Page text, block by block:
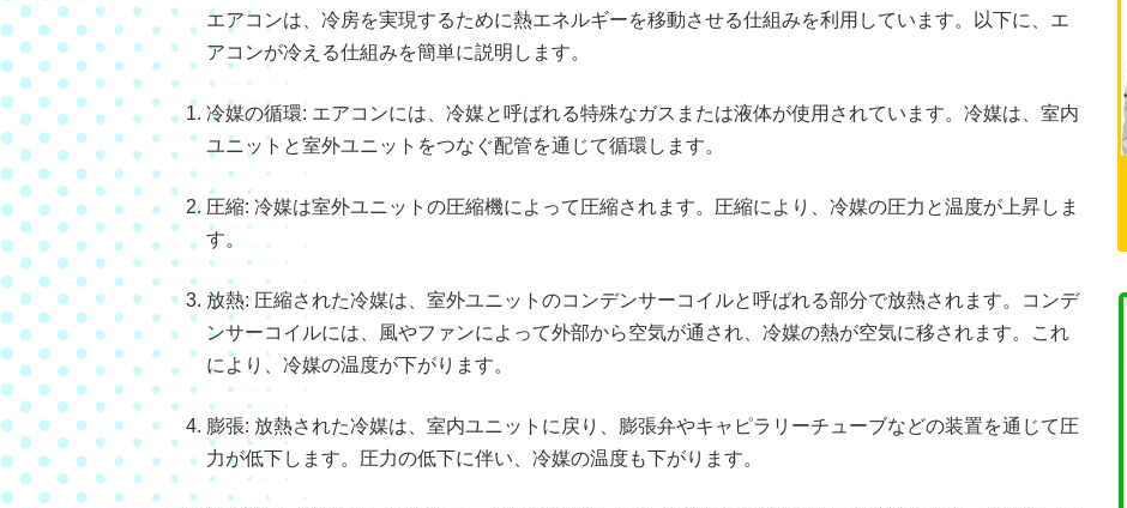
エアコンは、冷房を実現するために熱エネルギーを移動させる仕組みを利用しています。以下に、エ
アコンが冷える仕組みを簡単に説明します。
冷媒の循環: エアコンには、冷媒と呼ばれる特殊なガスまたは液体が使用されています。冷媒は、室内
ユニットと室外ユニットをつなぐ配管を通じて循環します。
圧縮: 冷媒は室外ユニットの圧縮機によって圧縮されます。圧縮により、冷媒の圧力と温度が上昇しま
す。
放熱: 圧縮された冷媒は、室外ユニットのコンデンサーコイルと呼ばれる部分で放熱されます。コンデ
ンサーコイルには、風やファンによって外部から空気が通され、冷媒の熱が空気に移されます。これ
により、冷媒の温度が下がります。
膨張: 放熱された冷媒は、室内ユニットに戻り、膨張弁やキャピラリーチューブなどの装置を通じて圧
力が低下します。圧力の低下に伴い、冷媒の温度も下がります。